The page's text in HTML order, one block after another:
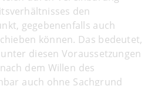
den
gegebenenfalls auch
können. Das bedeutet,
diesen Voraussetzungen
dem Willen des
auch ohne Sachgrund